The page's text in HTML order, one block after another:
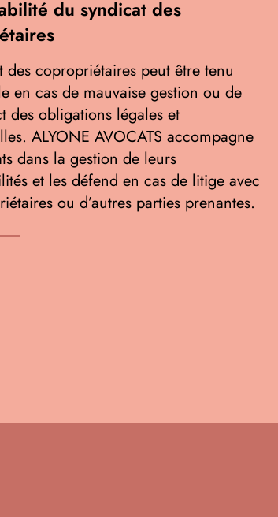
du syndicat des
des copropriétaires peut être tenu
en cas de mauvaise gestion ou de
des obligations légales et
ALYONE AVOCATS accompagne
dans la gestion de leurs
et les défend en cas de litige avec
ou d’autres parties prenantes.